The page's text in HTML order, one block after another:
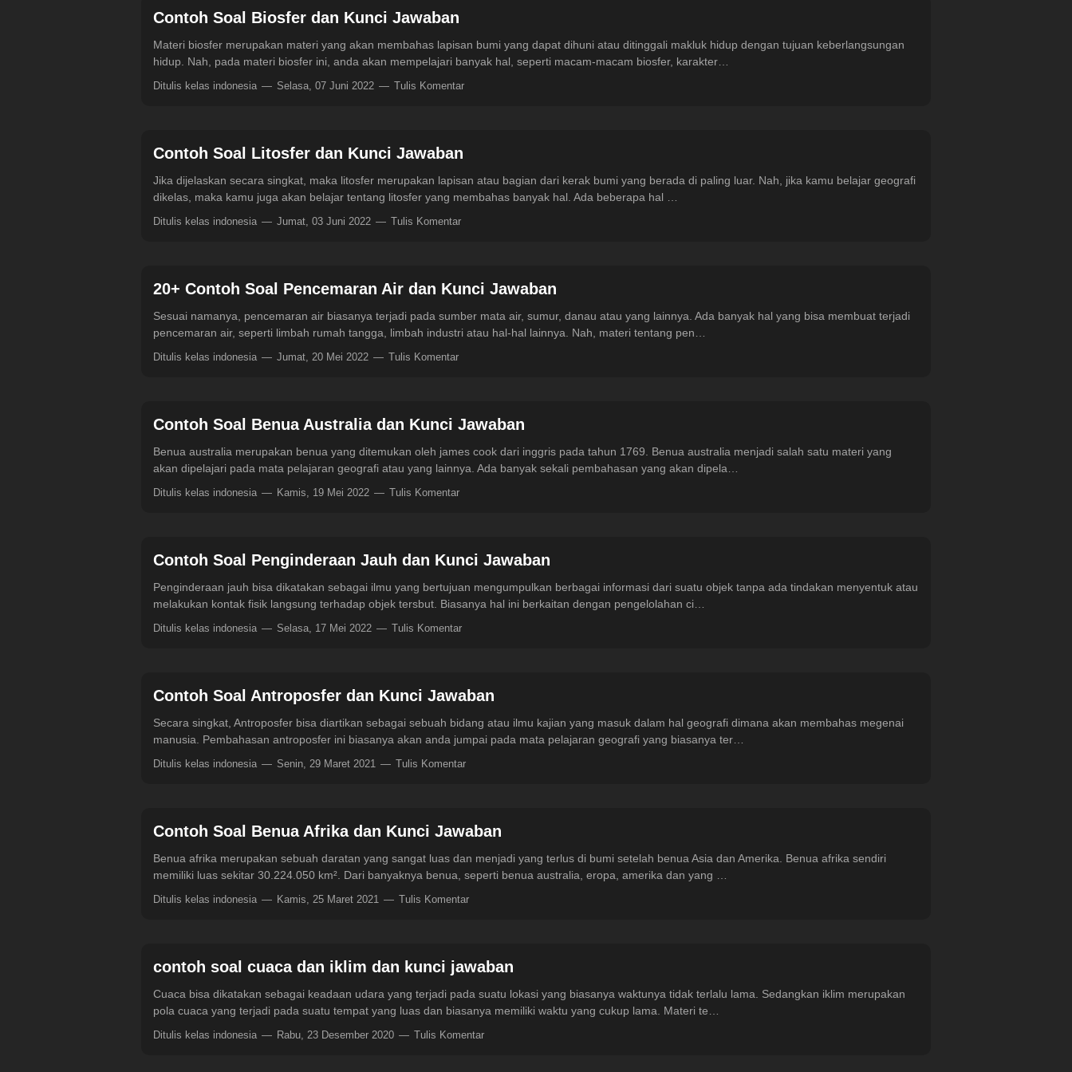
Contoh Soal Biosfer dan Kunci Jawaban
Materi biosfer merupakan materi yang akan membahas lapisan bumi yang dapat dihuni atau ditinggali makluk hidup dengan tujuan keberlangsungan
hidup. Nah, pada materi biosfer ini, anda akan mempelajari banyak hal, seperti macam-macam biosfer, karakter…
Ditulis kelas indonesia Selasa, 07 Juni 2022 Tulis Komentar
Contoh Soal Litosfer dan Kunci Jawaban
Jika dijelaskan secara singkat, maka litosfer merupakan lapisan atau bagian dari kerak bumi yang berada di paling luar. Nah, jika kamu belajar geografi
dikelas, maka kamu juga akan belajar tentang litosfer yang membahas banyak hal. Ada beberapa hal …
Ditulis kelas indonesia Jumat, 03 Juni 2022 Tulis Komentar
20+ Contoh Soal Pencemaran Air dan Kunci Jawaban
Sesuai namanya, pencemaran air biasanya terjadi pada sumber mata air, sumur, danau atau yang lainnya. Ada banyak hal yang bisa membuat terjadi
pencemaran air, seperti limbah rumah tangga, limbah industri atau hal-hal lainnya. Nah, materi tentang pen…
Ditulis kelas indonesia Jumat, 20 Mei 2022 Tulis Komentar
Contoh Soal Benua Australia dan Kunci Jawaban
Benua australia merupakan benua yang ditemukan oleh james cook dari inggris pada tahun 1769. Benua australia menjadi salah satu materi yang
akan dipelajari pada mata pelajaran geografi atau yang lainnya. Ada banyak sekali pembahasan yang akan dipela…
Ditulis kelas indonesia Kamis, 19 Mei 2022 Tulis Komentar
Contoh Soal Penginderaan Jauh dan Kunci Jawaban
Penginderaan jauh bisa dikatakan sebagai ilmu yang bertujuan mengumpulkan berbagai informasi dari suatu objek tanpa ada tindakan menyentuk atau
melakukan kontak fisik langsung terhadap objek tersbut. Biasanya hal ini berkaitan dengan pengelolahan ci…
Ditulis kelas indonesia Selasa, 17 Mei 2022 Tulis Komentar
Contoh Soal Antroposfer dan Kunci Jawaban
Secara singkat, Antroposfer bisa diartikan sebagai sebuah bidang atau ilmu kajian yang masuk dalam hal geografi dimana akan membahas megenai
manusia. Pembahasan antroposfer ini biasanya akan anda jumpai pada mata pelajaran geografi yang biasanya ter…
Ditulis kelas indonesia Senin, 29 Maret 2021 Tulis Komentar
Contoh Soal Benua Afrika dan Kunci Jawaban
Benua afrika merupakan sebuah daratan yang sangat luas dan menjadi yang terlus di bumi setelah benua Asia dan Amerika. Benua afrika sendiri
memiliki luas sekitar 30.224.050 km². Dari banyaknya benua, seperti benua australia, eropa, amerika dan yang …
Ditulis kelas indonesia Kamis, 25 Maret 2021 Tulis Komentar
contoh soal cuaca dan iklim dan kunci jawaban
Cuaca bisa dikatakan sebagai keadaan udara yang terjadi pada suatu lokasi yang biasanya waktunya tidak terlalu lama. Sedangkan iklim merupakan
pola cuaca yang terjadi pada suatu tempat yang luas dan biasanya memiliki waktu yang cukup lama. Materi te…
Ditulis kelas indonesia Rabu, 23 Desember 2020 Tulis Komentar